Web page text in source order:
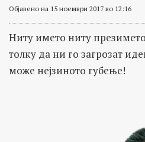
Објавено на 15 ноември 2017 во 12:16
Ниту името ниту
толку да ни го загрозат
може нејзиното губење!